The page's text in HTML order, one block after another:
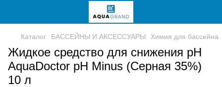
Каталог БАССЕЙНЫ И АКСЕССУАРЫ Химия для бассейна
Жидкое средство для снижения pH
AquaDoctor pH Minus (Серная 35%)
10 л